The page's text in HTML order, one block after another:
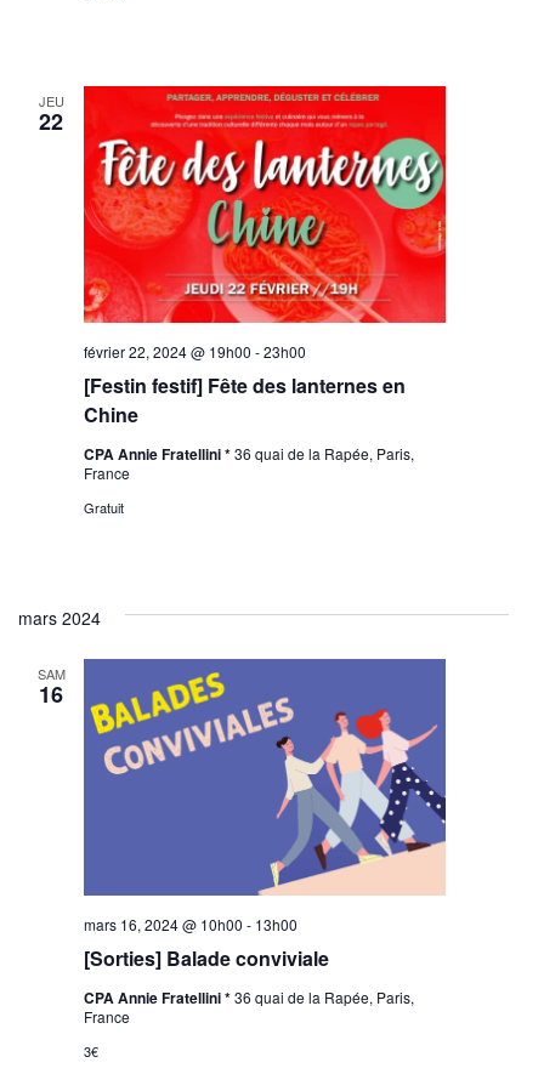
JEU
22
[Festin festif] Fête des lanternes en
Chine
février 22, 2024 @ 19h00 -23h00
CPA Annie Fratellini *36 quai de la Rapée, Paris,
France
Gratuit
mars 2024
SAM
16
[Sorties] Balade conviviale
mars 16, 2024 @ 10h00 - 13h00
CPA Annie Fratellini *36 quai de la Rapée, Paris,
France
3€